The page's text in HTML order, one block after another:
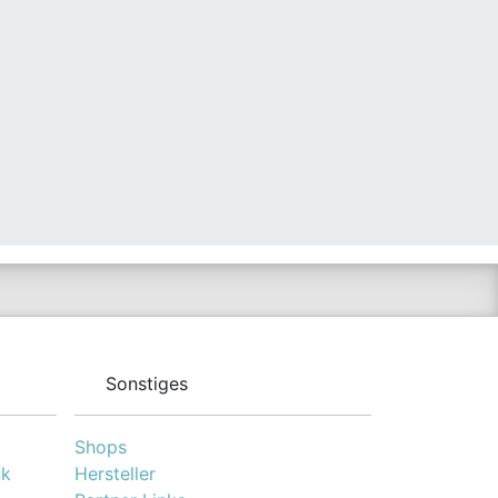
Sonstiges
Shops
Hersteller